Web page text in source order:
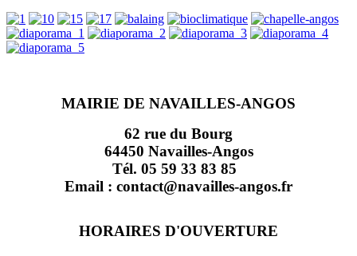
MAIRIE DE NAVAILLES-ANGOS
62 rue du Bourg
64450 Navailles-Angos
Tél. 05 59 33 83 85
Email : contact@navailles-angos.fr
HORAIRES D'OUVERTURE